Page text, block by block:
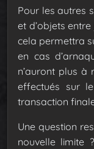
Pour les autres
et d’objets
cela permettra
en cas
n’auront plus à
effectués sur
transaction
Une question
nouvelle limite